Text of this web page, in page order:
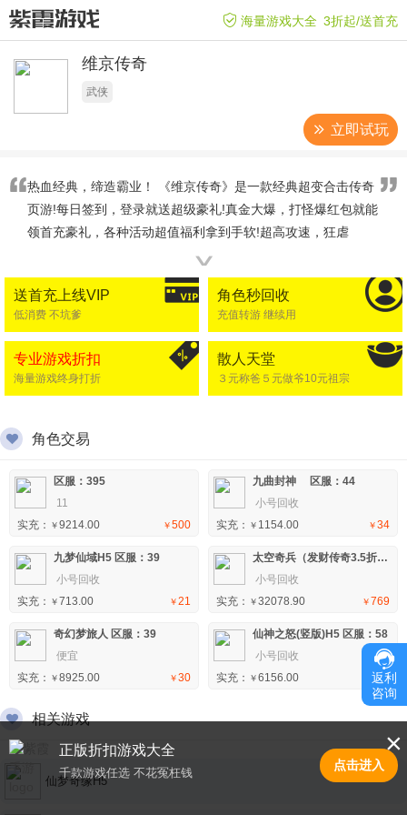
海量游戏大全 3折起/送首充
维京传奇
武侠
立即试玩
热血经典，缔造霸业！ 《维京传奇》是一款经典超变合击传奇
页游!每日签到，登录就送超级豪礼!真金大爆，打怪爆红包就能
领首充豪礼，各种活动超值福利拿到手软!超高攻速，狂虐
BOSS，超高爆率爆到爽!装备靠打，装备回收秒到账!还在等什
么？战鼓已擂起，热血已沸腾，拿起宝刀，共筑传世霸业！ 超
激情打宝体验，极品装备、高级技能打怪爆，自由拍卖随心所
欲。行会多元化社交玩法，你不是一个人在战斗!
∨
送首充上线VIP
低消费 不坑爹
角色秒回收
充值转游 继续用
专业游戏折扣
海量游戏终身打折
散人天堂
３元称爸５元做爷10元祖宗
角色交易
区服：395
11
￥500
实充： ￥9214.00
九曲封神 区服：44
小号回收
￥34
实充： ￥ 1154.00
九梦仙域H5 区服：39
小号回收
￥21
实充： ￥713.00
太空奇兵（发财传奇3.5折）手游 区服：4
小号回收
￥769
实充： ￥32078.90
奇幻梦旅人 区服：39
便宜
￥30
实充： ￥8925.00
仙神之怒(竖版)H5 区服：58
小号回收
147
实充： ￥6156.00
相关游戏
仙梦奇缘H5
×
正版折扣游戏大全
千款游戏任选 不花冤枉钱
点击进入
返利
咨询